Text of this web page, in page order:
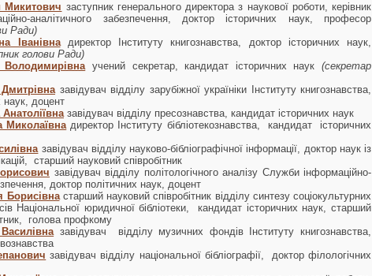
Микитович заступник генерального директора з наукової роботи, керівник
аналітичного забезпечення, доктор історичних наук, професор
Ради)
Іванівна
директор Інституту книгознавства, доктор історичних наук,
голови Ради)
Володимирівнаучений секретар, кандидат історичних наук (секретар
завідувач відділу зарубіжної україніки Інституту книгознавства,
наук, доцент
завідувач відділу пресознавства, кандидат історичних наук
Миколаївна директор Інституту бібліотекознавства, кандидат історичних
завідувач відділу науково-бібліографічної інформації, доктор наук із
старший науковий співробітник
завідувач відділу політологічного аналізу Служби інформаційно-
доктор політичних наук, доцент
Борисівна старший науковий співробітник відділу синтезу соціокультурних
Національної юридичної бібліотеки, кандидат історичних наук, старший
голова профкому
завідувач відділу музичних фондів Інституту книгознавства,
завідувач відділу національної бібліографії, доктор філологічних